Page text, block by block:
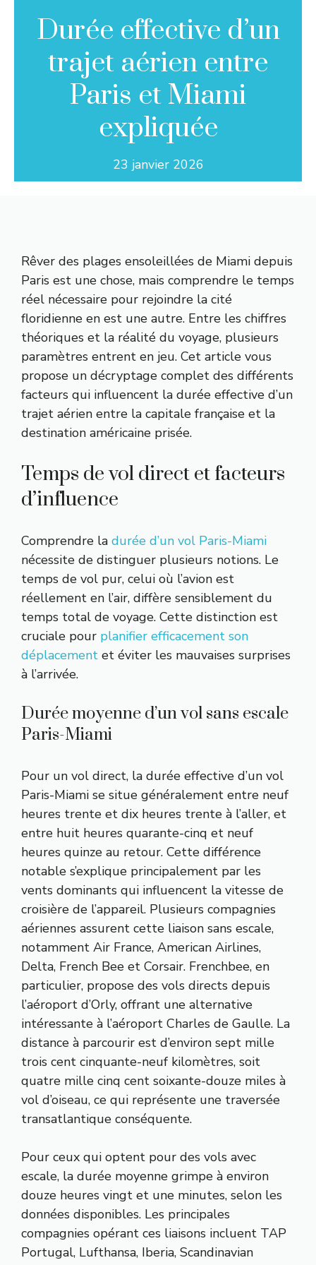
Durée effective d’un
trajet aérien entre
Paris et Miami
expliquée
23 janvier 2026
Rêver des plages ensoleillées de Miami depuis
Paris est une chose, mais comprendre le temps
réel nécessaire pour rejoindre la cité
floridienne en est une autre. Entre les chiffres
théoriques et la réalité du voyage, plusieurs
paramètres entrent en jeu. Cet article vous
propose un décryptage complet des différents
facteurs qui influencent la durée effective d’un
trajet aérien entre la capitale française et la
destination américaine prisée.
Temps de vol direct et facteurs
d’influence
Comprendre la durée d’un vol Paris-Miami
nécessite de distinguer plusieurs notions. Le
temps de vol pur, celui où l’avion est
réellement en l’air, diffère sensiblement du
temps total de voyage. Cette distinction est
cruciale pour planifier efficacement son
déplacement et éviter les mauvaises surprises
à l’arrivée.
Durée moyenne d’un vol sans escale
Paris-Miami
Pour un vol direct, la durée effective d’un vol
Paris-Miami se situe généralement entre neuf
heures trente et dix heures trente à l’aller, et
entre huit heures quarante-cinq et neuf
heures quinze au retour. Cette différence
notable s’explique principalement par les
vents dominants qui influencent la vitesse de
croisière de l’appareil. Plusieurs compagnies
aériennes assurent cette liaison sans escale,
notamment Air France, American Airlines,
Delta, French Bee et Corsair. Frenchbee, en
particulier, propose des vols directs depuis
l’aéroport d’Orly, offrant une alternative
intéressante à l’aéroport Charles de Gaulle. La
distance à parcourir est d’environ sept mille
trois cent cinquante-neuf kilomètres, soit
quatre mille cinq cent soixante-douze miles à
vol d’oiseau, ce qui représente une traversée
transatlantique conséquente.
Pour ceux qui optent pour des vols avec
escale, la durée moyenne grimpe à environ
douze heures vingt et une minutes, selon les
données disponibles. Les principales
compagnies opérant ces liaisons incluent TAP
Portugal, Lufthansa, Iberia, Scandinavian